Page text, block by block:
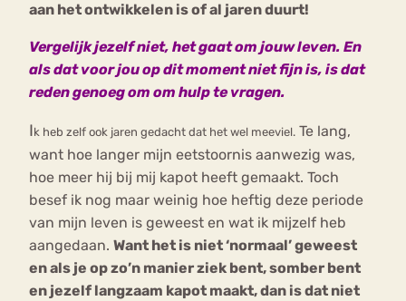
aan het ontwikkelen is of al jaren duurt!
Vergelijk jezelf niet, het gaat om jouw leven. En
als dat voor jou op dit moment niet fijn is, is dat
reden genoeg om om hulp te vragen.
Ik heb zelf ook jaren gedacht dat het wel meeviel. Te lang,
want hoe langer mijn eetstoornis aanwezig was,
hoe meer hij bij mij kapot heeft gemaakt. Toch
besef ik nog maar weinig hoe heftig deze periode
van mijn leven is geweest en wat ik mijzelf heb
aangedaan. Want het is niet ‘normaal’ geweest
en als je op zo’n manier ziek bent, somber bent
en jezelf langzaam kapot maakt, dan is dat niet